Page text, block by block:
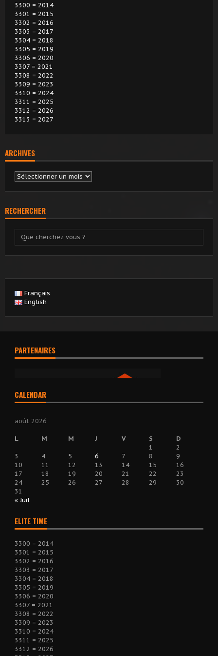
3300 = 2014
3301 = 2015
3302 = 2016
3303 = 2017
3304 = 2018
3305 = 2019
3306 = 2020
3307 = 2021
3308 = 2022
3309 = 2023
3310 = 2024
3311 = 2025
3312 = 2026
3313 = 2027
ARCHIVES
Archives
RECHERCHER
Français
English
PARTENAIRES
CALENDAR
août 2026
L M M J V S
D
1
2
3
4 5 6 7 8
9
10
11 12 13 14 15
16
17
18 19 20 21 22
23
24
25 26 27 28 29
30
31
« Juil
ELITE TIME
3300 = 2014
3301 = 2015
3302 = 2016
3303 = 2017
3304 = 2018
3305 = 2019
3306 = 2020
3307 = 2021
3308 = 2022
3309 = 2023
3310 = 2024
3311 = 2025
3312 = 2026